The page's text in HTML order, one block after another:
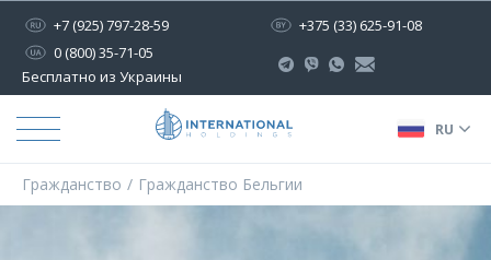
+7 (925) 797-28-59
+375 (33) 625-91-08
0 (800) 35-71-05
Бесплатно из Украины
RU
Гражданство Гражданство Бельгии